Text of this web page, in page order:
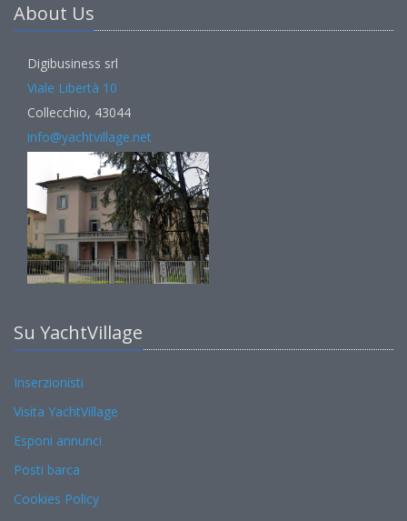
About Us
Digibusiness srl
Viale Libertà 10
Collecchio, 43044
info@yachtvillage.net
Su YachtVillage
Inserzionisti
Visita YachtVillage
Esponi annunci
Posti barca
Cookies Policy